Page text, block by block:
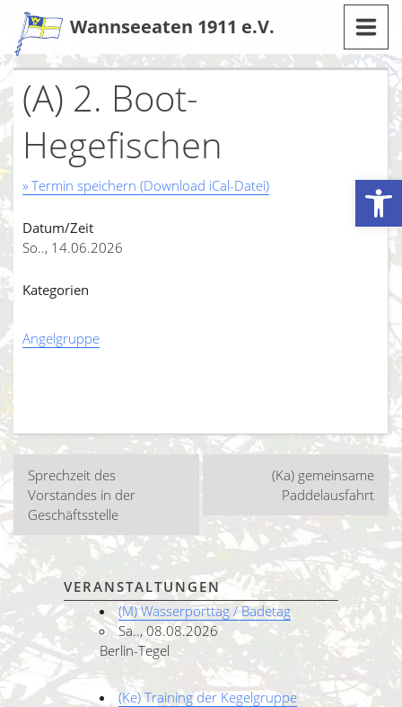
Werkzeugleiste öffnen
Zum
Inhalt
Wannseeaten 1911 e.V.
(A) 2. Boot-
Hegefischen
» Termin speichern (Download iCal-Datei)
Datum/Zeit
So.., 14.06.2026
Kategorien
Angelgruppe
Beitragsnavigation
Sprechzeit des
Vorstandes in der
Geschäftsstelle
(Ka) gemeinsame
Paddelausfahrt
VERANSTALTUNGEN
(M) Wasserporttag / Badetag
Sa.., 08.08.2026
Berlin-Tegel
(Ke) Training der Kegelgruppe